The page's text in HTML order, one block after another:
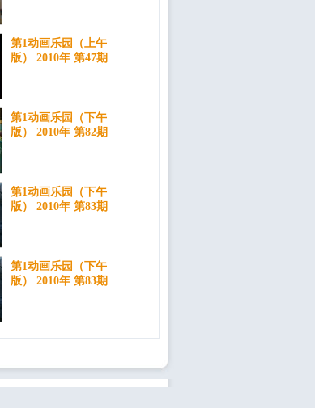
第1动画乐园（上午
版） 2010年 第47期
第1动画乐园（下午
版） 2010年 第82期
第1动画乐园（下午
版） 2010年 第83期
第1动画乐园（下午
版） 2010年 第83期